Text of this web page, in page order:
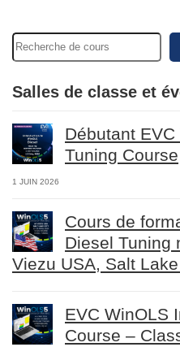
Salles de classe et
Débutant
Tuning Course
1 JUIN 2026
Cours de
Diesel Tuning
Viezu USA, Salt
EVC WinOLS
Course –